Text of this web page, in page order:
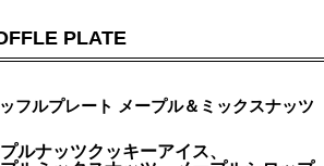
PLATE
フルプレート メープル＆ミックスナッツ
ルナッツクッキーアイス、